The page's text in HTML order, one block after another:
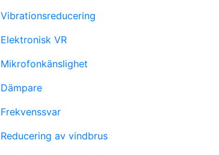
Vibrationsreducering
Elektronisk VR
Mikrofonkänslighet
Dämpare
Frekvenssvar
Reducering av vindbrus